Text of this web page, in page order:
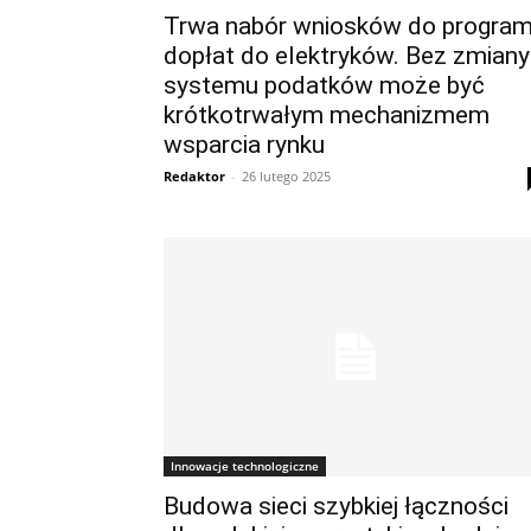
Trwa nabór wniosków do
dopłat do elektryków. Bez zmiany
systemu podatków może być
krótkotrwałym mechanizmem
wsparcia rynku
Redaktor - 26 lutego 2025
Innowacje technologiczne
Budowa sieci szybkiej łączności